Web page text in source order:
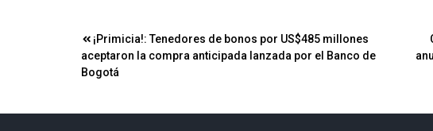
Navegación
de
¡Primicia!: Tenedores de bonos por US$485 millones
aceptaron la compra anticipada lanzada por el Banco de
Bogotá